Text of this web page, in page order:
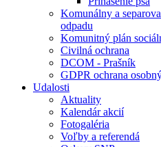
Komunálny a
odpadu
Komunitný plán
Civilná ochrana
DCOM - Prašník
GDPR ochrana
Udalosti
Aktuality
Kalendár akcií
Fotogaléria
Voľby a referendá